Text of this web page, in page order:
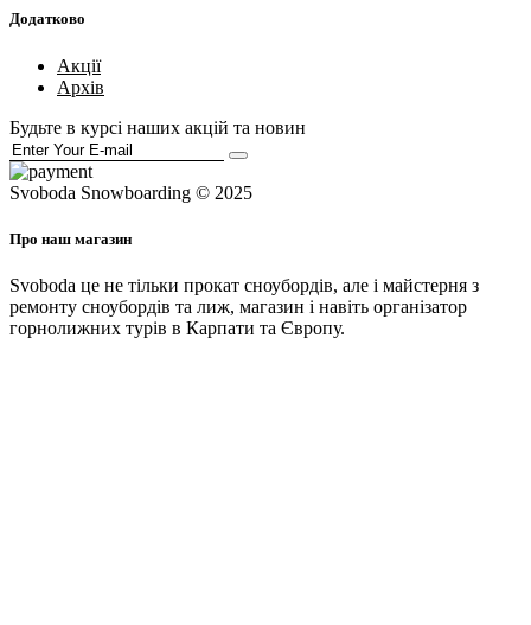
Додатково
Акції
Архів
Будьте в курсі наших акцій та новин
Svoboda Snowboarding © 2025
Про наш магазин
Svoboda це не тільки прокат сноубордів, але і майстерня з
ремонту сноубордів та лиж, магазин і навіть організатор
горнолижних турів в Карпати та Європу.